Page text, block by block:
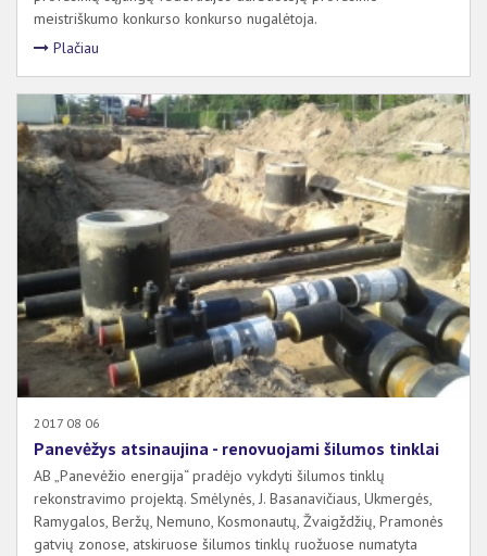
meistriškumo konkurso konkurso nugalėtoja.
Plačiau
2017 08 06
Panevėžys atsinaujina - renovuojami šilumos tinklai
AB „Panevėžio energija“ pradėjo vykdyti šilumos tinklų
rekonstravimo projektą. Smėlynės, J. Basanavičiaus, Ukmergės,
Ramygalos, Beržų, Nemuno, Kosmonautų, Žvaigždžių, Pramonės
gatvių zonose, atskiruose šilumos tinklų ruožuose numatyta